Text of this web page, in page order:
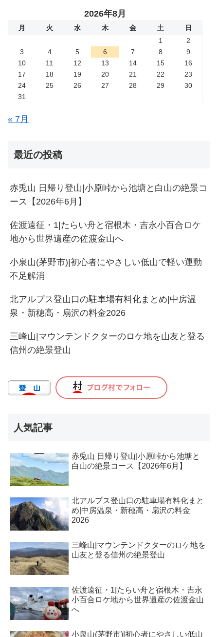
2026年8月
月 火 水 木 金 土
日
1
2
3
4 5 6 7 8
9
10
11 12 13 14 15
16
17
18 19 20 21 22
23
24
25 26 27 28 29
30
31
« 7月
最近の投稿
赤兎山 日帰り登山|小原峠から池塘と白山の絶景コ
ース【2026年6月】
佐渡遠征・1|たらい舟と宿根木・吉永小百合ロケ
地から世界遺産の佐渡金山へ
小泉山(茅野市)|初心者にやさしい低山で軽い運動
不足解消
北アルプス登山口の駐車場有料化まとめ|中房温
泉・新穂高・扇沢の料金2026
三峰山|マウンテンドクターのロケ地を山友と登る
信州の絶景登山
人気記事
赤兎山 日帰り登山|小原峠から池塘と
白山の絶景コース【2026年6月】
北アルプス登山口の駐車場有料化まと
め|中房温泉・新穂高・扇沢の料金
2026
三峰山|マウンテンドクターのロケ地を
山友と登る信州の絶景登山
佐渡遠征・1|たらい舟と宿根木・吉永
小百合ロケ地から世界遺産の佐渡金山
へ
小泉山(茅野市)|初心者にやさしい低山